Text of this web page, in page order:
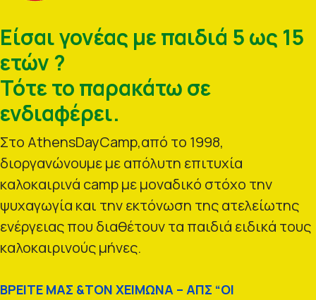
Είσαι γονέας με παιδιά 5 ως 15
ετών ?
Τότε το παρακάτω σε
ενδιαφέρει.
Στο AthensDayCamp,από το 1998,
διοργανώνουμε με απόλυτη επιτυχία
καλοκαιρινά camp με μοναδικό στόχο την
ψυχαγωγία και την εκτόνωση της ατελείωτης
ενέργειας που διαθέτουν τα παιδιά ειδικά τους
καλοκαιρινούς μήνες.
ΒΡΕΙΤΕ ΜΑΣ &ΤΟΝ ΧΕΙΜΩΝΑ – ΑΠΣ “ΟΙ